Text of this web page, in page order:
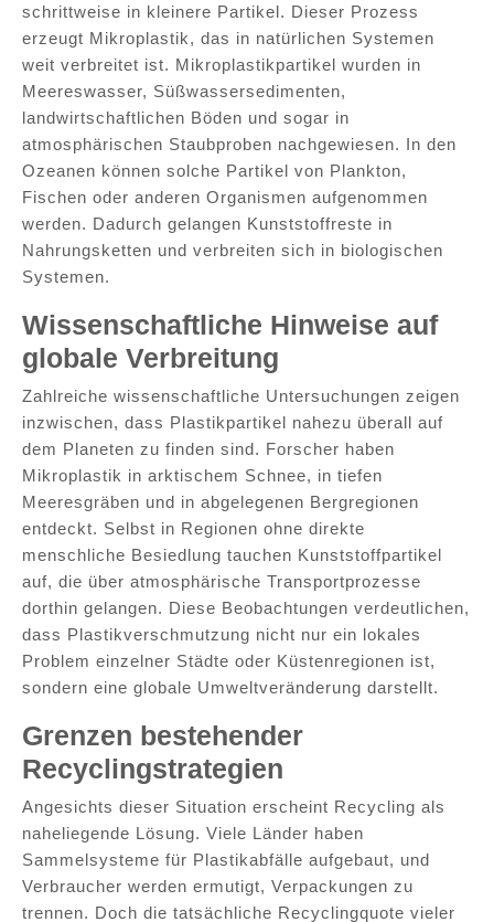
schrittweise in kleinere Partikel. Dieser Prozess
erzeugt Mikroplastik, das in natürlichen Systemen
weit verbreitet ist. Mikroplastikpartikel wurden in
Meereswasser, Süßwassersedimenten,
landwirtschaftlichen Böden und sogar in
atmosphärischen Staubproben nachgewiesen. In den
Ozeanen können solche Partikel von Plankton,
Fischen oder anderen Organismen aufgenommen
werden. Dadurch gelangen Kunststoffreste in
Nahrungsketten und verbreiten sich in biologischen
Systemen.
Wissenschaftliche Hinweise auf
globale Verbreitung
Zahlreiche wissenschaftliche Untersuchungen zeigen
inzwischen, dass Plastikpartikel nahezu überall auf
dem Planeten zu finden sind. Forscher haben
Mikroplastik in arktischem Schnee, in tiefen
Meeresgräben und in abgelegenen Bergregionen
entdeckt. Selbst in Regionen ohne direkte
menschliche Besiedlung tauchen Kunststoffpartikel
auf, die über atmosphärische Transportprozesse
dorthin gelangen. Diese Beobachtungen verdeutlichen,
dass Plastikverschmutzung nicht nur ein lokales
Problem einzelner Städte oder Küstenregionen ist,
sondern eine globale Umweltveränderung darstellt.
Grenzen bestehender
Recyclingstrategien
Angesichts dieser Situation erscheint Recycling als
naheliegende Lösung. Viele Länder haben
Sammelsysteme für Plastikabfälle aufgebaut, und
Verbraucher werden ermutigt, Verpackungen zu
trennen. Doch die tatsächliche Recyclingquote vieler